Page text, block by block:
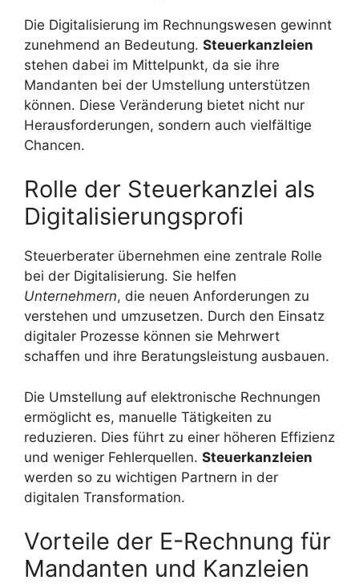
Die Digitalisierung im Rechnungswesen gewinnt
zunehmend an Bedeutung. Steuerkanzleien
stehen dabei im Mittelpunkt, da sie ihre
Mandanten bei der Umstellung unterstützen
können. Diese Veränderung bietet nicht nur
Herausforderungen, sondern auch vielfältige
Chancen.
Rolle der Steuerkanzlei als
Digitalisierungsprofi
Steuerberater übernehmen eine zentrale Rolle
bei der Digitalisierung. Sie helfen
Unternehmern, die neuen Anforderungen zu
verstehen und umzusetzen. Durch den Einsatz
digitaler Prozesse können sie Mehrwert
schaffen und ihre Beratungsleistung ausbauen.
Die Umstellung auf elektronische Rechnungen
ermöglicht es, manuelle Tätigkeiten zu
reduzieren. Dies führt zu einer höheren Effizienz
und weniger Fehlerquellen. Steuerkanzleien
werden so zu wichtigen Partnern in der
digitalen Transformation.
Vorteile der E-Rechnung für
Mandanten und Kanzleien